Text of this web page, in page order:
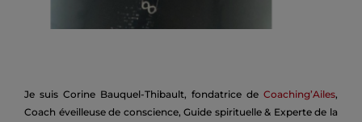
Je suis Corine Bauquel-Thibault, fondatrice de Coaching’Ailes,
Coach éveilleuse de conscience, Guide spirituelle & Experte de la